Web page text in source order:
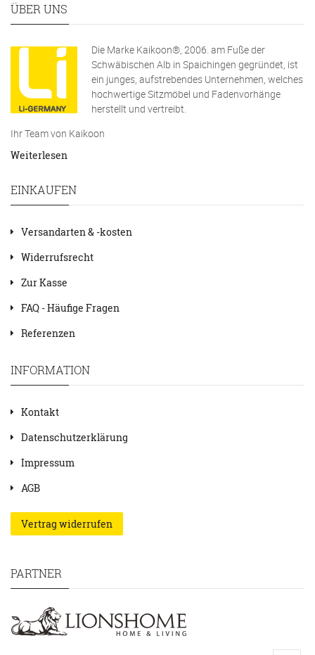
ÜBER UNS
Die Marke Kaikoon®, 2006. am Fuße der
Schwäbischen Alb in Spaichingen gegründet, ist
ein junges, aufstrebendes Unternehmen, welches
hochwertige Sitzmöbel und Fadenvorhänge
herstellt und vertreibt.
Ihr Team von Kaikoon
Weiterlesen
EINKAUFEN
Versandarten & -kosten
Widerrufsrecht
Zur Kasse
FAQ - Häufige Fragen
Referenzen
INFORMATION
Kontakt
Datenschutzerklärung
Impressum
AGB
Vertrag widerrufen
PARTNER